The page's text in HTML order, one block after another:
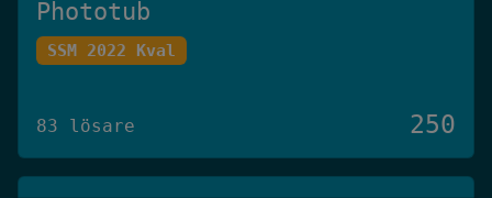
Phototub
SSM 2022 Kval
83 lösare 250